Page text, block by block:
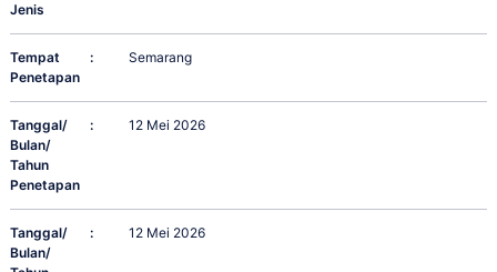
Jenis
Tempat
Penetapan
: Semarang
Tanggal/
Bulan/
Tahun
Penetapan
: 12 Mei 2026
Tanggal/
Bulan/
: 12 Mei 2026